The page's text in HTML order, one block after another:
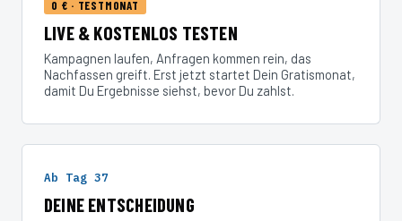
0 € · TESTMONAT
LIVE & KOSTENLOS TESTEN
Kampagnen laufen, Anfragen kommen rein, das
Nachfassen greift. Erst jetzt startet Dein Gratismonat,
damit Du Ergebnisse siehst, bevor Du zahlst.
Ab Tag 37
DEINE ENTSCHEIDUNG